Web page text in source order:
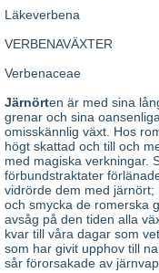
Läkeverbena
VERBENAVÄXTER
Verbenaceae
Järnörten är med sina
grenar och sina
omisskännlig växt. Hos
högt skattad och till och
med magiska verkningar.
förbundstraktater
vidrörde dem med
och smycka de romerska
avsåg på den tiden alla
kvar till våra dagar som
som har givit upphov till
sår förorsakade av